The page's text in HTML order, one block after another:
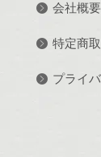
会社概要
特定商
プライ